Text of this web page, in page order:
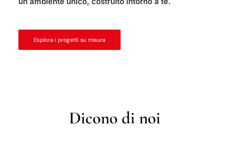
Esplora i progetti su misura
Dicono di noi